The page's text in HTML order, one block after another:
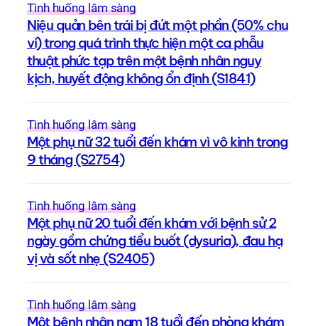
Tình huống lâm sàng
Niệu quản bên trái bị đứt một phần (50% chu
vi) trong quá trình thực hiện một ca phẫu
thuật phức tạp trên một bệnh nhân nguy
kịch, huyết động không ổn định (S1841)
Tình huống lâm sàng
Một phụ nữ 32 tuổi đến khám vì vô kinh trong
9 tháng (S2754)
Tình huống lâm sàng
Một phụ nữ 20 tuổi đến khám với bệnh sử 2
ngày gồm chứng tiểu buốt (dysuria), đau hạ
vị và sốt nhẹ (S2405)
Tình huống lâm sàng
Một bệnh nhân nam 18 tuổi đến phòng khám